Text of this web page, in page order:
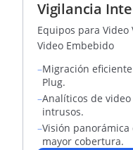
Vigilancia
Equipos para
Video Embebido
–Migración
Plug.
–Analíticos de
intrusos.
–Visión panorámica
mayor cobertura.